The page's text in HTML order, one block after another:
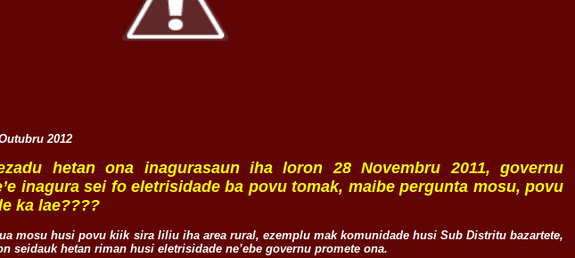
2012
hetan ona inagurasaun iha loron 28 Novembru 2011, governu
inagura sei fo eletrisidade ba povu tomak, maibe pergunta mosu, povu
ka lae????
mosu husi povu kiik sira liliu iha area rural, ezemplu mak komunidade husi Sub Distritu bazartete,
seidauk hetan riman husi eletrisidade ne’ebe governu promete ona.